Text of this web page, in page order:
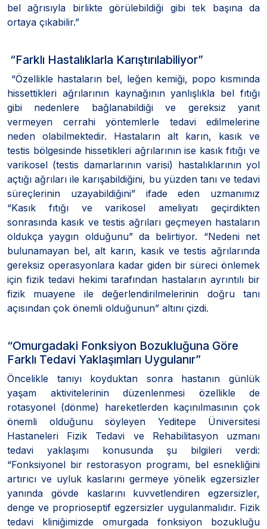
bel ağrısıyla birlikte görülebildiği gibi tek başına da
ortaya çıkabilir.”
“Farklı Hastalıklarla Karıştırılabiliyor”
“Özellikle hastaların bel, leğen kemiği, popo kısmında
hissettikleri ağrılarının kaynağının yanlışlıkla bel fıtığı
gibi nedenlere bağlanabildiği ve gereksiz yanıt
vermeyen cerrahi yöntemlerle tedavi edilmelerine
neden olabilmektedir. Hastaların alt karın, kasık ve
testis bölgesinde hissetikleri ağrılarının ise kasık fıtığı ve
varikosel (testis damarlarının varisi) hastalıklarının yol
açtığı ağrıları ile karışabildiğini, bu yüzden tanı ve tedavi
süreçlerinin uzayabildiğini” ifade eden uzmanımız
“Kasık fıtığı ve varikosel ameliyatı geçirdikten
sonrasında kasık ve testis ağrıları geçmeyen hastaların
oldukça yaygın olduğunu” da belirtiyor. “Nedeni net
bulunamayan bel, alt karın, kasık ve testis ağrılarında
gereksiz operasyonlara kadar giden bir süreci önlemek
için fizik tedavi hekimi tarafından hastaların ayrıntılı bir
fizik muayene ile değerlendirilmelerinin doğru tanı
açısından çok önemli olduğunun” altını çizdi.
“Omurgadaki Fonksiyon Bozukluğuna Göre
Farklı Tedavi Yaklaşımları Uygulanır”
Öncelikle tanıyı koyduktan sonra hastanın günlük
yaşam aktivitelerinin düzenlenmesi özellikle de
rotasyonel (dönme) hareketlerden kaçınılmasının çok
önemli olduğunu söyleyen Yeditepe Üniversitesi
Hastaneleri Fizik Tedavi ve Rehabilitasyon uzmanı
tedavi yaklaşımı konusunda şu bilgileri verdi:
“Fonksiyonel bir restorasyon programı, bel esnekliğini
artırıcı ve uyluk kaslarını germeye yönelik egzersizler
yanında gövde kaslarını kuvvetlendiren egzersizler,
denge ve proprioseptif egzersizler uygulanmalıdır. Fizik
tedavi kliniğimizde omurgada fonksiyon bozukluğu